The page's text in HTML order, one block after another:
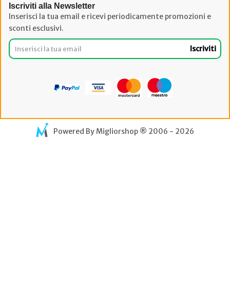
Iscriviti alla Newsletter
Inserisci la tua email e ricevi periodicamente promozioni e
sconti esclusivi.
Iscriviti
Powered ByMigliorshop® 2006 - 2026